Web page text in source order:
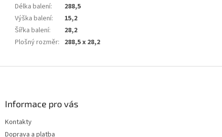
Délka balení:
288,5
Výška balení:
15,2
Šířka balení:
28,2
Plošný rozměr: 288,5 x 28,2
Informace pro vás
Kontakty
Doprava a platba